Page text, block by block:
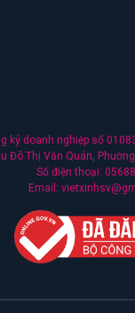
ký doanh nghiệp số
Đô Thị Văn Quán,
Số điện thoại:
Email: